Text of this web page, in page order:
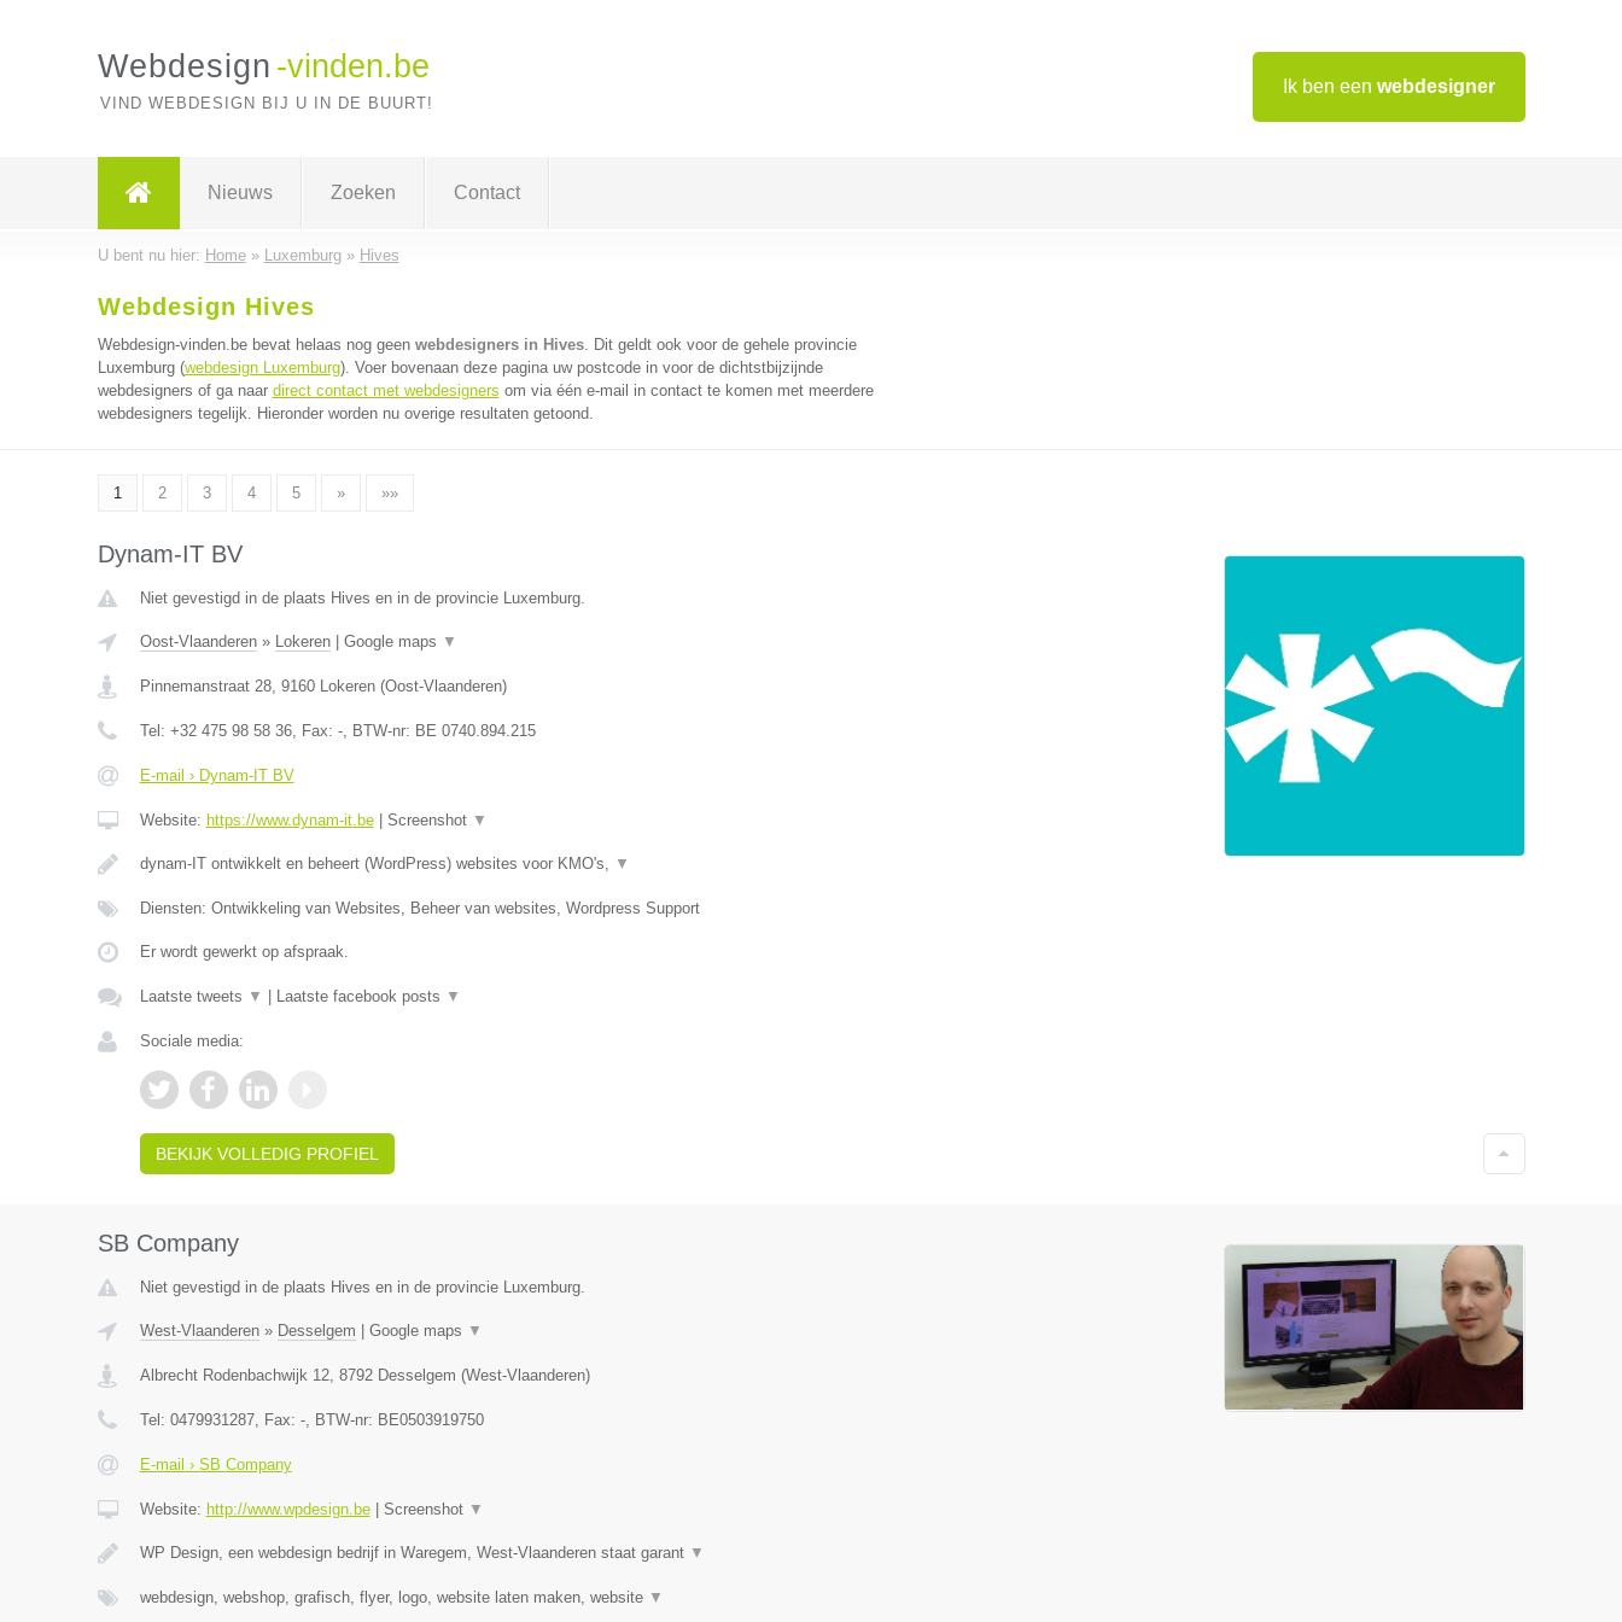
Ik ben een webdesigner
Webdesign -vinden.be
VIND WEBDESIGN BIJ U IN DE BUURT!
Nieuws Zoeken Contact
U bent nu hier: Home» Luxemburg» Hives
Webdesign Hives
Webdesign-vinden.be bevat helaas nog geen webdesigners in Hives. Dit geldt ook voor de gehele provincie
Luxemburg (webdesign Luxemburg). Voer bovenaan deze pagina uw postcode in voor de dichtstbijzijnde
webdesigners of ga naar direct contact met webdesigners om via één e-mail in contact te komen met meerdere
webdesigners tegelijk. Hieronder worden nu overige resultaten getoond.
1 2 3 4 5 » »»
Dynam-IT BV
Niet gevestigd in de plaats Hives en in de provincie Luxemburg.
Oost-Vlaanderen» Lokeren| Google maps ▼
Pinnemanstraat 28, 9160 Lokeren(Oost-Vlaanderen)
Tel: +32 475 98 58 36, Fax: -, BTW-nr: BE 0740.894.215
E-mail › Dynam-IT BV
Website: https://www.dynam-it.be| Screenshot ▼
dynam-IT ontwikkelt en beheert (WordPress) websites voor KMO's, ▼
Diensten: Ontwikkeling van Websites, Beheer van websites, Wordpress Support
Er wordt gewerkt op afspraak.
Laatste tweets ▼ Laatste facebook posts ▼
Sociale media:
BEKIJK VOLLEDIG PROFIEL
SB Company
Niet gevestigd in de plaats Hives en in de provincie Luxemburg.
West-Vlaanderen» Desselgem Google maps ▼
Albrecht Rodenbachwijk 12, 8792 Desselgem (West-Vlaanderen)
Tel: 0479931287, Fax: -, BTW-nr: BE0503919750
E-mail › SB Company
Website: http://www.wpdesign.be| Screenshot ▼
WP Design, een webdesign bedrijf in Waregem, West-Vlaanderen staat garant ▼
webdesign, webshop, grafisch, flyer, logo, website laten maken, website ▼